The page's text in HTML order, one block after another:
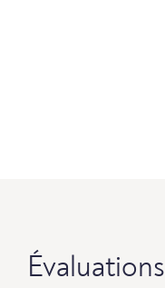
Évaluations